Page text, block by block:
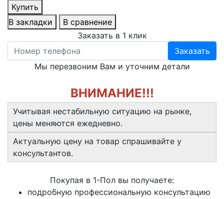
Купить
В закладки
В сравнение
Заказать в 1 клик
Заказать
Мы перезвоним Вам и уточним детали
ВНИМАНИЕ!!!
Учитывая нестабильную ситуацию на рынке,
цены меняются ежедневно.
Актуальную цену на товар спрашивайте у
консультантов.
Покупая в 1-Пол вы получаете:
подробную профессиональную консультацию